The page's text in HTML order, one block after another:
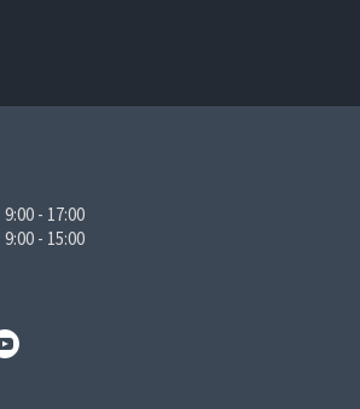
9:00 - 17:00
9:00 - 15:00